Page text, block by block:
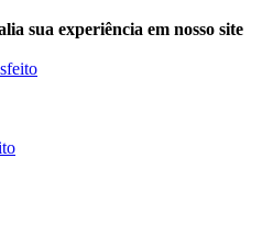
sua experiência em nosso site